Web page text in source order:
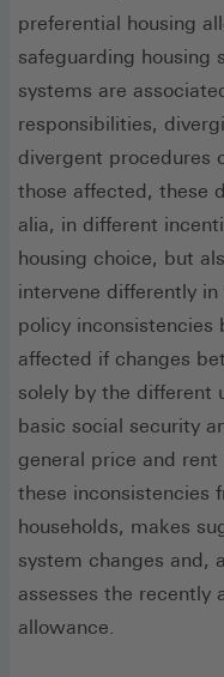
preferential housing
safeguarding housing
systems are
responsibilities,
divergent procedures
those affected, these
alia, in different
housing choice, but
intervene differently
policy inconsistencies
affected if changes
solely by the different
basic social security
general price and
these inconsistencies
households, makes
system changes and,
assesses the recently
allowance.